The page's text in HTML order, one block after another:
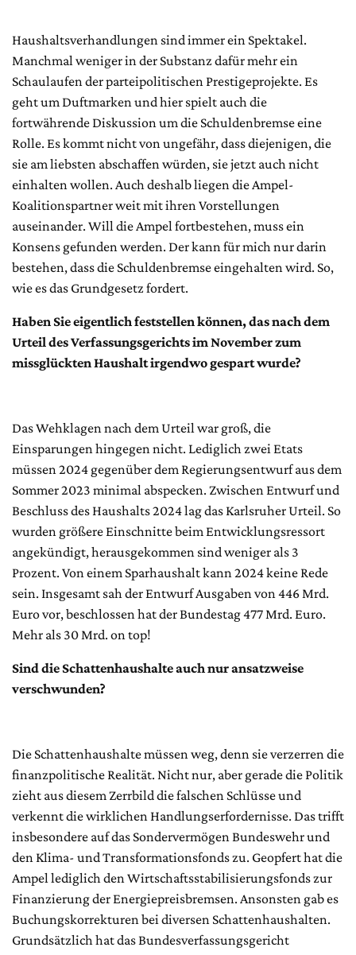
Haushaltsverhandlungen sind immer ein Spektakel.
Manchmal weniger in der Substanz dafür mehr ein
Schaulaufen der parteipolitischen Prestigeprojekte. Es
geht um Duftmarken und hier spielt auch die
fortwährende Diskussion um die Schuldenbremse eine
Rolle. Es kommt nicht von ungefähr, dass diejenigen, die
sie am liebsten abschaffen würden, sie jetzt auch nicht
einhalten wollen. Auch deshalb liegen die Ampel-
Koalitionspartner weit mit ihren Vorstellungen
auseinander. Will die Ampel fortbestehen, muss ein
Konsens gefunden werden. Der kann für mich nur darin
bestehen, dass die Schuldenbremse eingehalten wird. So,
wie es das Grundgesetz fordert.
Haben Sie eigentlich feststellen können, das nach dem
Urteil des Verfassungsgerichts im November zum
missglückten Haushalt irgendwo gespart wurde?
Das Wehklagen nach dem Urteil war groß, die
Einsparungen hingegen nicht. Lediglich zwei Etats
müssen 2024 gegenüber dem Regierungsentwurf aus dem
Sommer 2023 minimal abspecken. Zwischen Entwurf und
Beschluss des Haushalts 2024 lag das Karlsruher Urteil. So
wurden größere Einschnitte beim Entwicklungsressort
angekündigt, herausgekommen sind weniger als 3
Prozent. Von einem Sparhaushalt kann 2024 keine Rede
sein. Insgesamt sah der Entwurf Ausgaben von 446 Mrd.
Euro vor, beschlossen hat der Bundestag 477 Mrd. Euro.
Mehr als 30 Mrd. on top!
Sind die Schattenhaushalte auch nur ansatzweise
verschwunden?
Die Schattenhaushalte müssen weg, denn sie verzerren die
finanzpolitische Realität. Nicht nur, aber gerade die Politik
zieht aus diesem Zerrbild die falschen Schlüsse und
verkennt die wirklichen Handlungserfordernisse. Das trifft
insbesondere auf das Sondervermögen Bundeswehr und
den Klima- und Transformationsfonds zu. Geopfert hat die
Ampel lediglich den Wirtschaftsstabilisierungsfonds zur
Finanzierung der Energiepreisbremsen. Ansonsten gab es
Buchungskorrekturen bei diversen Schattenhaushalten.
Grundsätzlich hat das Bundesverfassungsgericht